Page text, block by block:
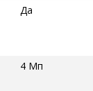
Да
4 Мп